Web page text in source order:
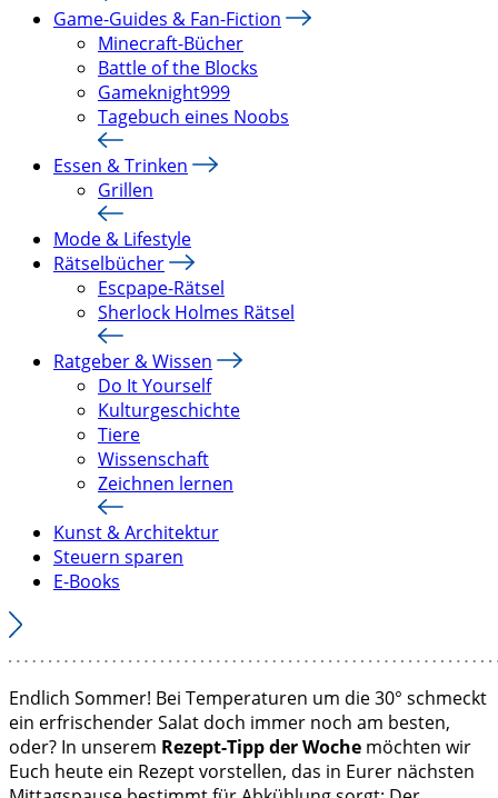
Game-Guides & Fan-Fiction
Minecraft-Bücher
Battle of the Blocks
Gameknight999
Tagebuch eines Noobs
Essen & Trinken
Grillen
Mode & Lifestyle
Rätselbücher
Escpape-Rätsel
Sherlock Holmes Rätsel
Ratgeber & Wissen
Do It Yourself
Kulturgeschichte
Tiere
Wissenschaft
Zeichnen lernen
Kunst & Architektur
Steuern sparen
E-Books
Endlich Sommer! Bei Temperaturen um die 30° schmeckt
ein erfrischender Salat doch immer noch am besten,
oder? In unserem Rezept-Tipp der Woche möchten wir
Euch heute ein Rezept vorstellen, das in Eurer nächsten